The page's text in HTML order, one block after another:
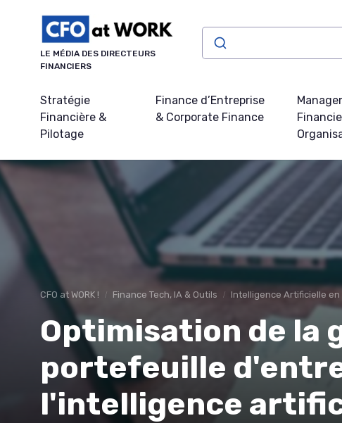
LE MÉDIA DES DIRECTEURS
FINANCIERS
Stratégie
Financière &
Pilotage
Finance d’Entreprise
& Corporate Finance
CFO at WORK ! Finance Tech, IA & Outils Intelligence Artificielle en
Optimisation de la
portefeuille
l'intelligence